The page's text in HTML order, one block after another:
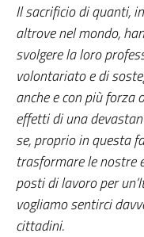
Il sacrificio di quanti,
altrove nel mondo,
svolgere la loro
volontariato e di
anche e con più forza
effetti di una
se, proprio in questa
trasformare le nostre
posti di lavoro per
vogliamo sentirci
cittadini.